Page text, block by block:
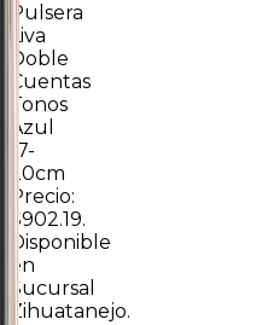
Pulsera
Liva
Doble
Cuentas
Tonos
Azul
17-
20cm
Precio:
$902.19.
Disponible
en
Sucursal
Zihuatanejo.